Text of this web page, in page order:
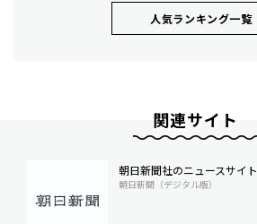
人気ランキング⼀覧
関連サイト
朝日新聞社のニュースサイト
朝日新聞（デジタル版）